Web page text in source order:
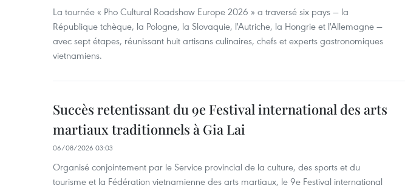
La tournée « Pho Cultural Roadshow Europe 2026 » a traversé six pays — la
République tchèque, la Pologne, la Slovaquie, l'Autriche, la Hongrie et l'Allemagne —
avec sept étapes, réunissant huit artisans culinaires, chefs et experts gastronomiques
vietnamiens.
Succès retentissant du 9e Festival international des arts
martiaux traditionnels à Gia Lai
06/08/2026 03:03
Organisé conjointement par le Service provincial de la culture, des sports et du
tourisme et la Fédération vietnamienne des arts martiaux, le 9e Festival international